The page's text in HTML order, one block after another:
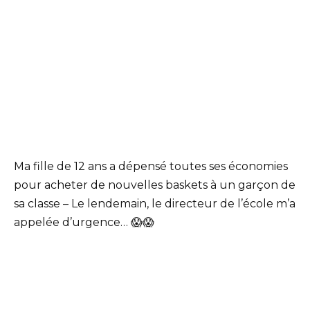
Ma fille de 12 ans a dépensé toutes ses économies
pour acheter de nouvelles baskets à un garçon de
sa classe – Le lendemain, le directeur de l’école m’a
appelée d’urgence… 😱😱